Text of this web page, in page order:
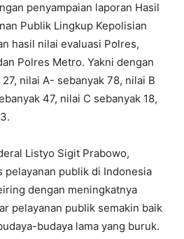
penyampaian laporan Hasil
Publik Lingkup Kepolisian
hasil nilai evaluasi Polres,
Polres Metro. Yakni dengan
nilai A- sebanyak 78, nilai B
47, nilai C sebanyak 18,
Listyo Sigit Prabowo,
pelayanan publik di Indonesia
dengan meningkatnya
pelayanan publik semakin baik
budaya lama yang buruk.